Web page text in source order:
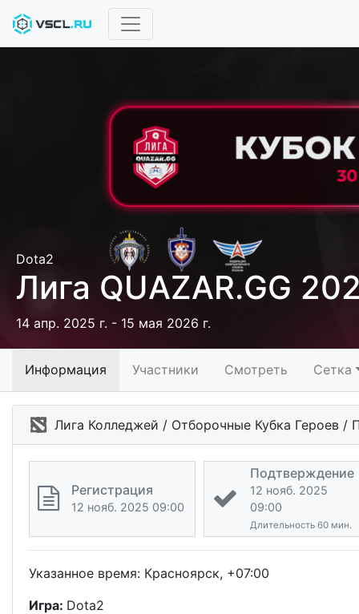
Dota2
Лига QUAZAR.GG
14 апр. 2025 г. - 15 мая 2026 г.
Информация Участники Смотреть Сетка
Лига Колледжей / Отборочные Кубка Героев /
Регистрация
12 нояб. 2025 09:00
Подтверждение
12 нояб. 2025
09:00
Длительность 60 мин.
Указанное время: Красноярск, +07:00
Игра: Dota2